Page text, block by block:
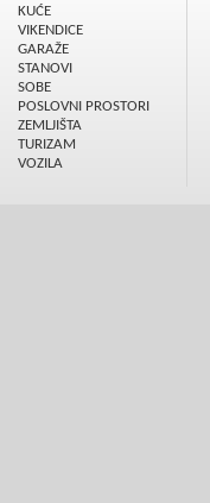
KUĆE
VIKENDICE
GARAŽE
STANOVI
SOBE
POSLOVNI PROSTORI
ZEMLJIŠTA
TURIZAM
VOZILA